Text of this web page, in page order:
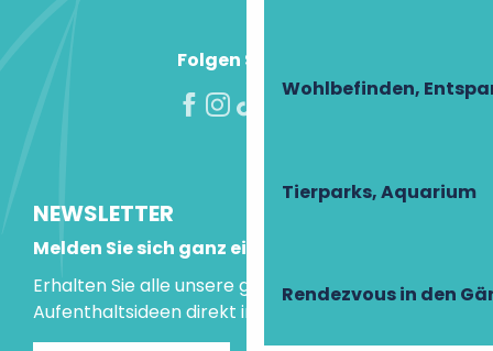
Wohlbefinden,
Tierparks, Aquarium
Rendezvous in den
Folgen Sie uns!
NEWSLETTER
Melden Sie sich ganz einfach an!
Erhalten Sie alle unsere guten Tipps und
Aufenthaltsideen direkt in Ihre Mailbox.